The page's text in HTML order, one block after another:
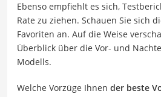
Ebenso empfiehlt es sich,
Rate zu ziehen. Schauen Sie sich
Favoriten an. Auf die Weise
Überblick über die Vor- und
Modells.
Welche Vorzüge Ihnen der beste